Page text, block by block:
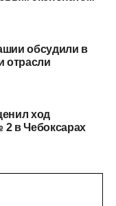
обсудили в
отрасли
ход
в Чебоксарах